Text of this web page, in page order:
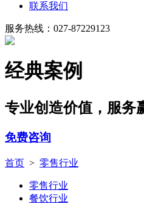
联系我们
服务热线：027-87229123
经典案例
专业创造价值，服务
免费咨询
首页 > 零售行业
零售行业
餐饮行业